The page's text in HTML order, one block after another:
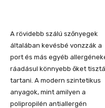
A rövidebb szálú szőnyegek
általában kevésbé vonzzák a
port és más egyéb
ráadásul könnyebb őket
tartani. A modern szintetikus
anyagok, mint amilyen a
polipropilén antiallergén